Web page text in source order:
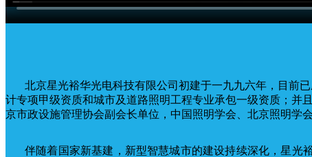
北京星光裕华光电科技有限公司初建于一九九六年，目前
计专项甲级资质和城市及道路照明工程专业承包一级资质；并
京市政设施管理协会副会长单位，中国照明学会、北京照明学
伴随着国家新基建，新型智慧城市的建设持续深化，星光